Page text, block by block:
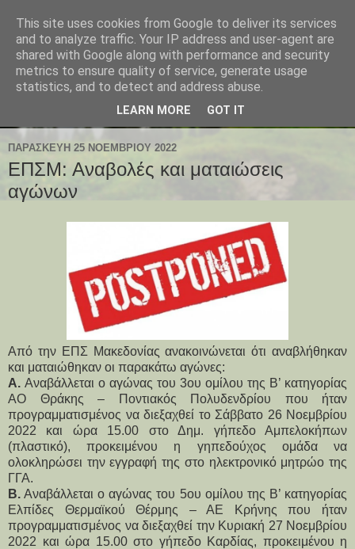
ΠΑΡΑΣΚΕΥΉ 25 ΝΟΕΜΒΡΊΟΥ 2022
ΕΠΣΜ: Αναβολές και ματαιώσεις
αγώνων
Από την ΕΠΣ Μακεδονίας ανακοινώνεται ότι αναβλήθηκαν
και ματαιώθηκαν οι παρακάτω αγώνες:
A. Αναβάλλεται ο αγώνας του 3ου ομίλου της Β’ κατηγορίας
ΑΟ Θράκης – Ποντιακός Πολυδενδρίου που ήταν
προγραμματισμένος να διεξαχθεί το Σάββατο 26 Νοεμβρίου
2022 και ώρα 15.00 στο Δημ. γήπεδο Αμπελοκήπων
(πλαστικό), προκειμένου η γηπεδούχος ομάδα να
ολοκληρώσει την εγγραφή της στο ηλεκτρονικό μητρώο της
ΓΓΑ.
Β. Αναβάλλεται ο αγώνας του 5ου ομίλου της Β’ κατηγορίας
Ελπίδες Θερμαϊκού Θέρμης – ΑΕ Κρήνης που ήταν
προγραμματισμένος να διεξαχθεί την Κυριακή 27 Νοεμβρίου
2022 και ώρα 15.00 στο γήπεδο Καρδίας, προκειμένου η
This site uses cookies from Google to deliver its services
and to analyze traffic. Your IP address and user-agent are
shared with Google along with performance and security
metrics to ensure quality of service, generate usage
statistics, and to detect and address abuse.
LEARN MORE GOT IT